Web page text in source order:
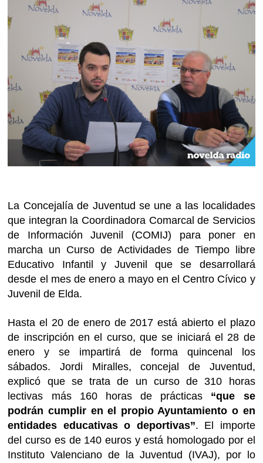
La Concejalía de Juventud se une a las localidades
que integran la Coordinadora Comarcal de Servicios
de Información Juvenil (COMIJ) para poner en
marcha un Curso de Actividades de Tiempo libre
Educativo Infantil y Juvenil que se desarrollará
desde el mes de enero a mayo en el Centro Cívico y
Juvenil de Elda.
Hasta el 20 de enero de 2017 está abierto el plazo
de inscripción en el curso, que se iniciará el 28 de
enero y se impartirá de forma quincenal los
sábados. Jordi Miralles, concejal de Juventud,
explicó que se trata de un curso de 310 horas
lectivas más 160 horas de prácticas “que se
podrán cumplir en el propio Ayuntamiento o en
entidades educativas o deportivas”. El importe
del curso es de 140 euros y está homologado por el
Instituto Valenciano de la Juventud (IVAJ), por lo